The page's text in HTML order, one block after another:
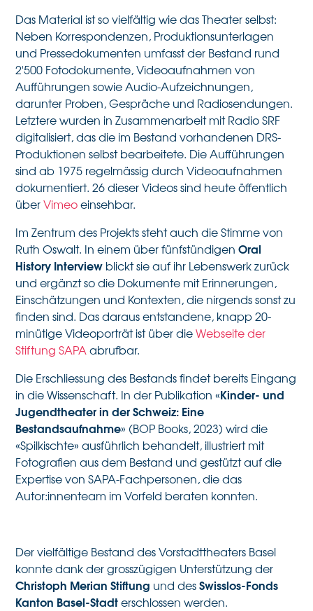
Das Material ist so vielfältig wie das Theater selbst:
Neben Korrespondenzen, Produktionsunterlagen
und Pressedokumenten umfasst der Bestand rund
2'500 Fotodokumente, Videoaufnahmen von
Aufführungen sowie Audio-Aufzeichnungen,
darunter Proben, Gespräche und Radiosendungen.
Letztere wurden in Zusammenarbeit mit Radio SRF
digitalisiert, das die im Bestand vorhandenen DRS-
Produktionen selbst bearbeitete. Die Aufführungen
sind ab 1975 regelmässig durch Videoaufnahmen
dokumentiert. 26 dieser Videos sind heute öffentlich
überVimeoeinsehbar.
Im Zentrum des Projekts steht auch die Stimme von
Ruth Oswalt. In einem über fünfstündigenOral
History Interview blickt sie auf ihr Lebenswerk zurück
und ergänzt so die Dokumente mit Erinnerungen,
Einschätzungen und Kontexten, die nirgends sonst zu
finden sind. Das daraus entstandene, knapp 20-
minütige Videoporträt ist über dieWebseite der
Stiftung SAPAabrufbar.
Die Erschliessung des Bestands findet bereits Eingang
in die Wissenschaft. In der Publikation «Kinder- und
Jugendtheater in der Schweiz: Eine
Bestandsaufnahme» (BOP Books, 2023) wird die
«Spilkischte» ausführlich behandelt, illustriert mit
Fotografien aus dem Bestand und gestützt auf die
Expertise von SAPA-Fachpersonen, die das
Autor:innenteam im Vorfeld beraten konnten.
Der vielfältige Bestand des Vorstadttheaters Basel
konnte dank der grosszügigen Unterstützung der
Christoph Merian Stiftung und desSwisslos-Fonds
Kanton Basel-Stadterschlossen werden.